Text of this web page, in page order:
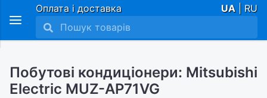
Оплата і доставка UA | RU
Побутові кондиціонери: Mitsubishi
Electric MUZ-AP71VG